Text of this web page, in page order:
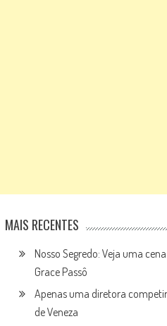
MAIS RECENTES
Nosso Segredo: Veja uma
Grace Passô
Apenas uma diretora
de Veneza